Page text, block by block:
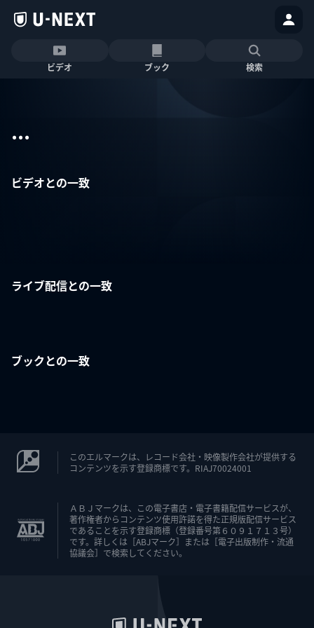
ビデオ ブック 検索
...
ビデオとの一致
ライブ配信との一致
ブックとの一致
このエルマークは、レコード会社・映像製作会社が提供する
コンテンツを示す登録商標です。RIAJ70024001
ＡＢＪマークは、この電子書店・電子書籍配信サービスが、
著作権者からコンテンツ使用許諾を得た正規版配信サービス
であることを示す登録商標（登録番号第６０９１７１３号）
です。詳しくは［ABJマーク］または［電子出版制作・流通
協議会］で検索してください。